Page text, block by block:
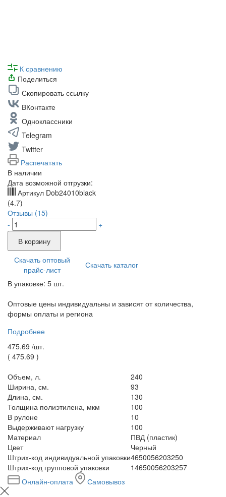
К сравнению
Поделиться
Скопировать ссылку
ВКонтакте
Одноклассники
Telegram
Twitter
Распечатать
В наличии
Дата возможной отгрузки:
Артикул Dob24010black
(4.7)
Отзывы (15)
-
+
В корзину
Скачать оптовый
прайс-лист
Скачать каталог
В упаковке: 5 шт.
Оптовые цены индивидуальны и зависят от количества,
формы оплаты и региона
Подробнее
475.69 /шт.
( 475.69 )
Объем, л.
240
Ширина, см.
93
Длина, см.
130
Толщина полиэтилена, мкм
100
В рулоне
10
Выдерживают нагрузку
100
Материал
ПВД (пластик)
Цвет
Черный
Штрих-код индивидуальной упаковки4650056203250
Штрих-код групповой упаковки
14650056203257
Онлайн-оплата
Самовывоз